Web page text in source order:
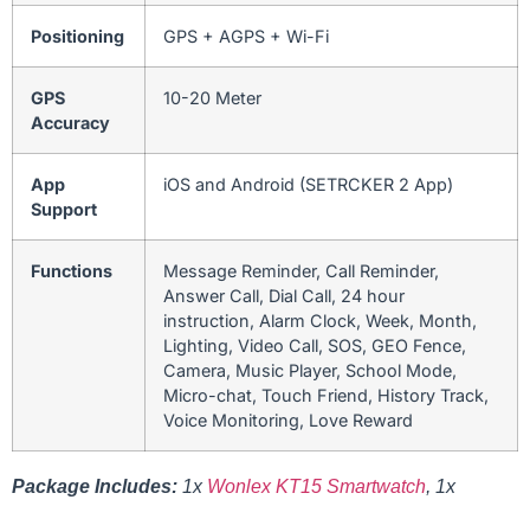
Positioning GPS + AGPS + Wi-Fi
GPS
Accuracy
10-20 Meter
App
Support
iOS and Android (SETRCKER 2 App)
Functions
Message Reminder, Call Reminder,
Answer Call, Dial Call, 24 hour
instruction, Alarm Clock, Week, Month,
Lighting, Video Call, SOS, GEO Fence,
Camera, Music Player, School Mode,
Micro-chat, Touch Friend, History Track,
Voice Monitoring, Love Reward
Package Includes: 1x Wonlex KT15 Smartwatch, 1x